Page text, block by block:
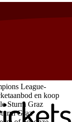
League-
en koop
Sturm Graz
Graz